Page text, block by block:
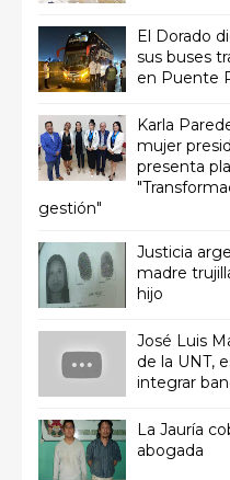
El Dorado
sus buses
en Puente
Karla
mujer
presenta
gestión"
Justicia
madre
hijo
José Luis
de la UNT,
integrar
La Jauría
abogada